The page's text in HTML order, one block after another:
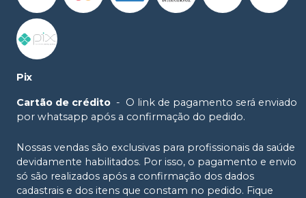
Pix
Cartão de crédito - O link de pagamento será enviado
por whatsapp após a confirmação do pedido.
Nossas vendas são exclusivas para profissionais da saúde
devidamente habilitados. Por isso, o pagamento e envio
só são realizados após a confirmação dos dados
cadastrais e dos itens que constam no pedido. Fique